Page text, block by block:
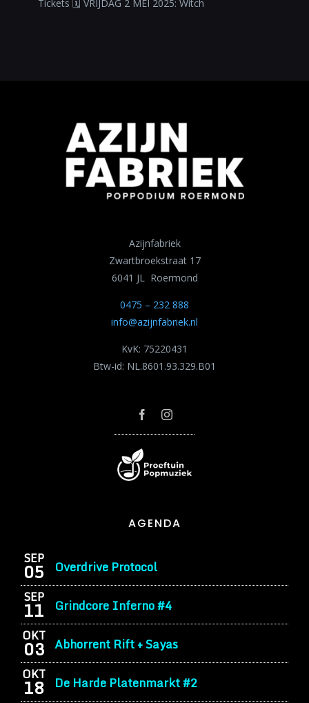
Tickets 🗓 VRIJDAG 2 MEI 2025: Witch
AGENDA
SEP
05 Overdrive Protocol
SEP
11 Grindcore Inferno #4
OKT
03 Abhorrent Rift + Sayas
OKT
18 De Harde Platenmarkt #2
Azijnfabriek
Zwartbroekstraat 17
6041 JL Roermond
0475 – 232 888
info@azijnfabriek.nl
KvK: 75220431
Btw-id: NL.8601.93.329.B01